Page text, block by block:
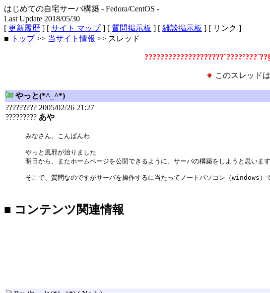
はじめての自宅サーバ構築 - Fedora/CentOS -
Last Update 2018/05/30
[ 更新履歴 ] [ サイト マップ] [ 質問掲示板 ] [ 雑談掲示板 ] [ リンク ]
■
トップ>> 当サイト情報 >> スレッド
このスレッドは
やっと(*^_^*)
????????? 2005/02/26 21:27
????????? あや
みなさん、こんばんわ
やっと風邪が治りました
明日から、またホームページを公開できるように、サーバの構築をしようと思います
そこで、質問なのですがサーバを操作するに当たってノートパソコン（windows
■ コンテンツ関連情報